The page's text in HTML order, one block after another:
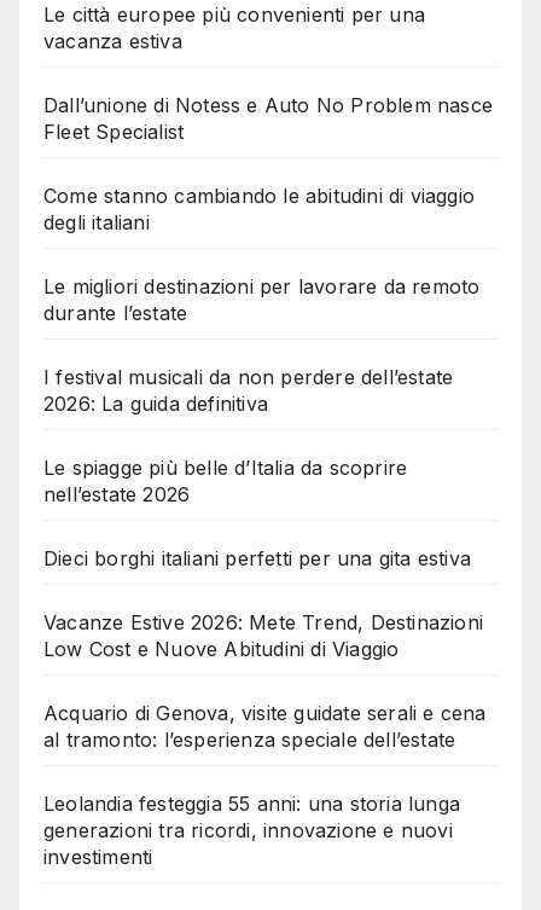
Le città europee più convenienti per una
vacanza estiva
Dall’unione di Notess e Auto No Problem nasce
Fleet Specialist
Come stanno cambiando le abitudini di viaggio
degli italiani
Le migliori destinazioni per lavorare da remoto
durante l’estate
I festival musicali da non perdere dell’estate
2026: La guida definitiva
Le spiagge più belle d’Italia da scoprire
nell’estate 2026
Dieci borghi italiani perfetti per una gita estiva
Vacanze Estive 2026: Mete Trend, Destinazioni
Low Cost e Nuove Abitudini di Viaggio
Acquario di Genova, visite guidate serali e cena
al tramonto: l’esperienza speciale dell’estate
Leolandia festeggia 55 anni: una storia lunga
generazioni tra ricordi, innovazione e nuovi
investimenti